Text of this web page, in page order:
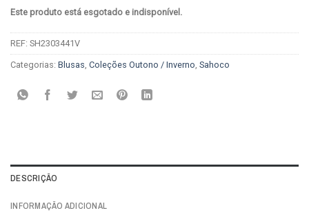
Este produto está esgotado e indisponível.
REF: SH2303441V
Categorias: Blusas, Coleções Outono / Inverno, Sahoco
DESCRIÇÃO
INFORMAÇÃO ADICIONAL